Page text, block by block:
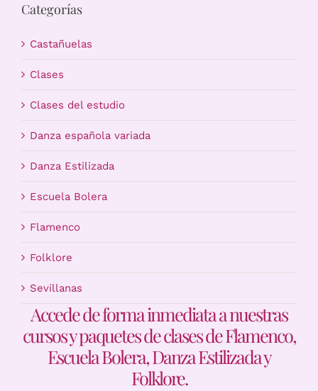
Carrito
Categorías
Castañuelas
Clases
Clases del estudio
Danza española variada
Danza Estilizada
Escuela Bolera
Flamenco
Folklore
Sevillanas
Accede de forma inmediata a nuestras
cursos y paquetes de clases de Flamenco,
Escuela Bolera, Danza Estilizada y
Folklore.